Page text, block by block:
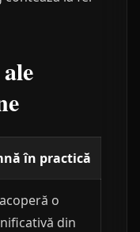
în practică
o
din